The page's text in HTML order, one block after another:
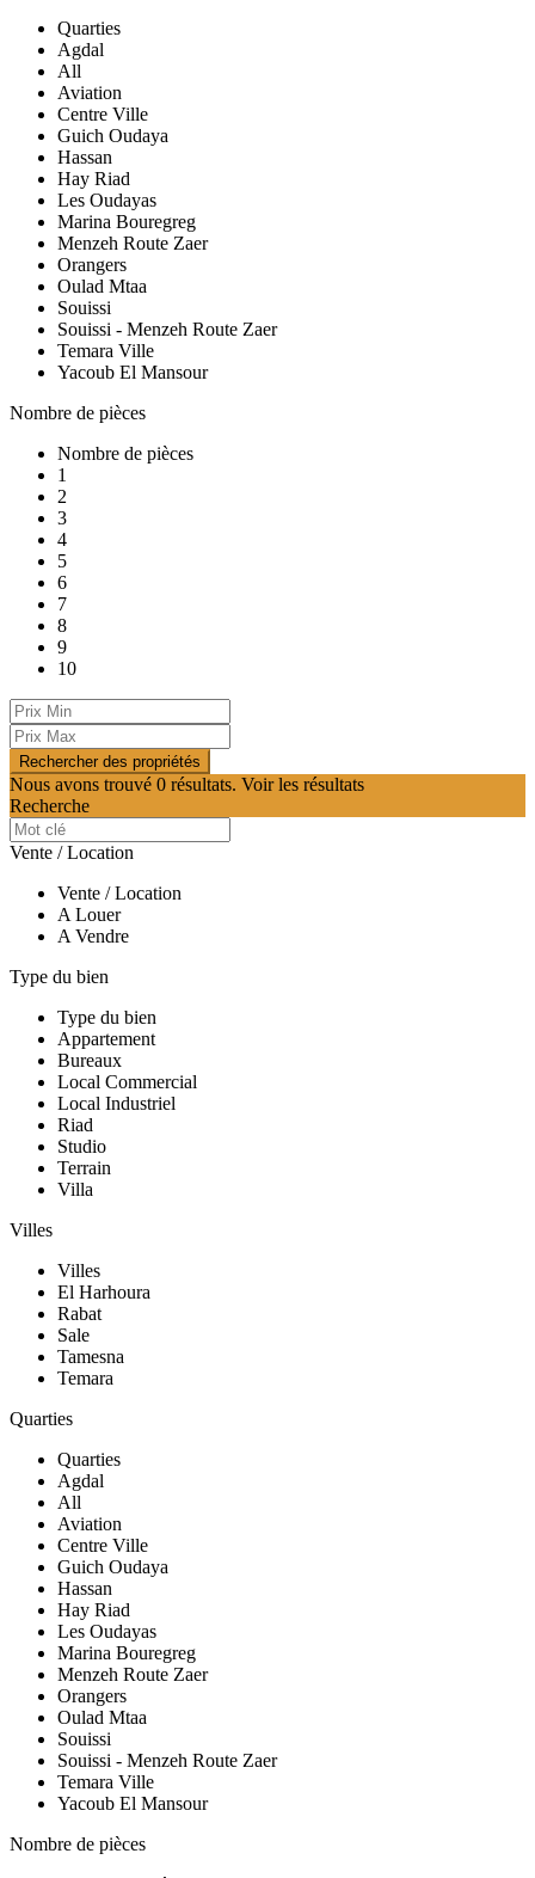
Quarties
Agdal
All
Aviation
Centre Ville
Guich Oudaya
Hassan
Hay Riad
Les Oudayas
Marina Bouregreg
Menzeh Route Zaer
Orangers
Oulad Mtaa
Souissi
Souissi - Menzeh Route Zaer
Temara Ville
Yacoub El Mansour
Nombre de pièces
Nombre de pièces
1
2
3
4
5
6
7
8
9
10
Nous avons trouvé 0 résultats. Voir les résultats
Recherche
Vente / Location
Vente / Location
A Louer
A Vendre
Type du bien
Type du bien
Appartement
Bureaux
Local Commercial
Local Industriel
Riad
Studio
Terrain
Villa
Villes
Villes
El Harhoura
Rabat
Sale
Tamesna
Temara
Quarties
Quarties
Agdal
All
Aviation
Centre Ville
Guich Oudaya
Hassan
Hay Riad
Les Oudayas
Marina Bouregreg
Menzeh Route Zaer
Orangers
Oulad Mtaa
Souissi
Souissi - Menzeh Route Zaer
Temara Ville
Yacoub El Mansour
Nombre de pièces